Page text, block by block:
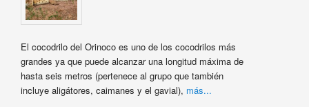
El cocodrilo del Orinoco es uno de los cocodrilos más
grandes ya que puede alcanzar una longitud máxima de
hasta seis metros (pertenece al grupo que también
incluye aligátores, caimanes y el gavial), más...